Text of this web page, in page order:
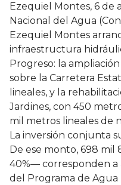
Ezequiel Montes, 6 de
Nacional del Agua
Ezequiel Montes
infraestructura
Progreso: la
sobre la Carretera
lineales, y la
Jardines, con 450
mil metros lineales de
La inversión conjunta
De ese monto, 698
40%— corresponden a
del Programa de